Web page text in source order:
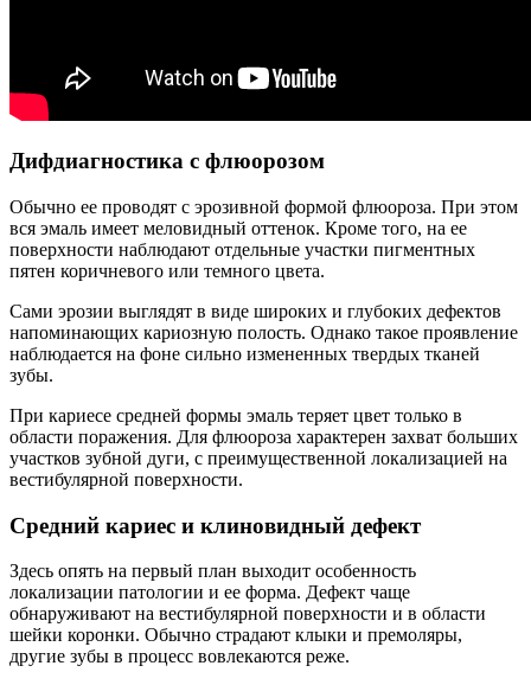
Дифдиагностика с флюорозом
Обычно ее проводят с эрозивной формой флюороза. При этом
вся эмаль имеет меловидный оттенок. Кроме того, на ее
поверхности наблюдают отдельные участки пигментных
пятен коричневого или темного цвета.
Сами эрозии выглядят в виде широких и глубоких дефектов
напоминающих кариозную полость. Однако такое проявление
наблюдается на фоне сильно измененных твердых тканей
зубы.
При кариесе средней формы эмаль теряет цвет только в
области поражения. Для флюороза характерен захват больших
участков зубной дуги, с преимущественной локализацией на
вестибулярной поверхности.
Средний кариес и клиновидный дефект
Здесь опять на первый план выходит особенность
локализации патологии и ее форма. Дефект чаще
обнаруживают на вестибулярной поверхности и в области
шейки коронки. Обычно страдают клыки и премоляры,
другие зубы в процесс вовлекаются реже.